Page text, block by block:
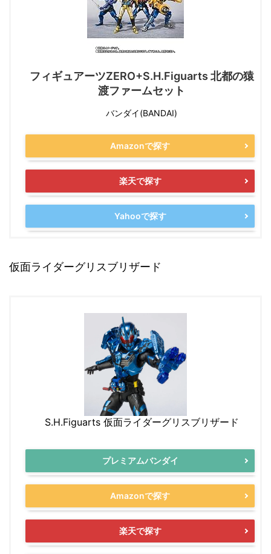
フィギュアーツZERO+S.H.Figuarts 北都の猿
渡ファームセット
バンダイ(BANDAI)
Amazonで探す
楽天で探す
Yahooで探す
仮面ライダーグリスブリザード
S.H.Figuarts 仮面ライダーグリスブリザード
プレミアムバンダイ
Amazonで探す
楽天で探す